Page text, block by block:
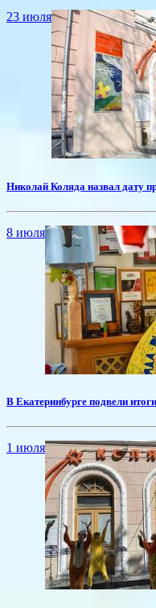
23 июля
Н​иколай Коляда назвал дату
8 июля
В Екатеринбурге подвели
1 июля